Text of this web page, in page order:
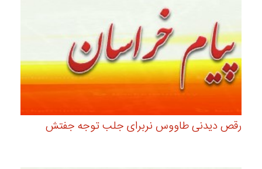
رقص دیدنی طاووس نربرای جلب توجه جفتش